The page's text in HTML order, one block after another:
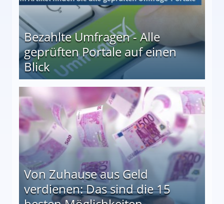
Bezahlte Umfragen - Alle
geprüften Portale auf einen
Blick
auf einen Blick
Von Zuhause aus Geld
verdienen: Das sind die 15